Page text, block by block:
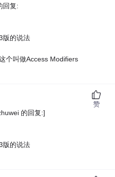
回复:
版的说法
个叫做Access Modifiers
的回复:]
版的说法
赞